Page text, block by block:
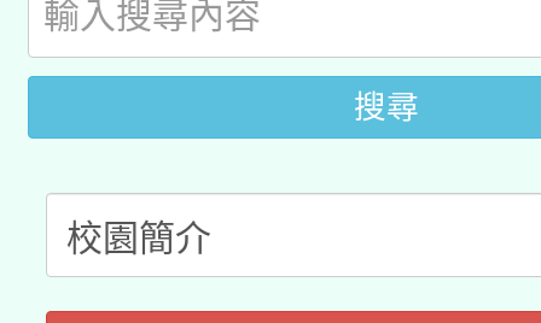
動」
開 智慧啟航」
搜尋